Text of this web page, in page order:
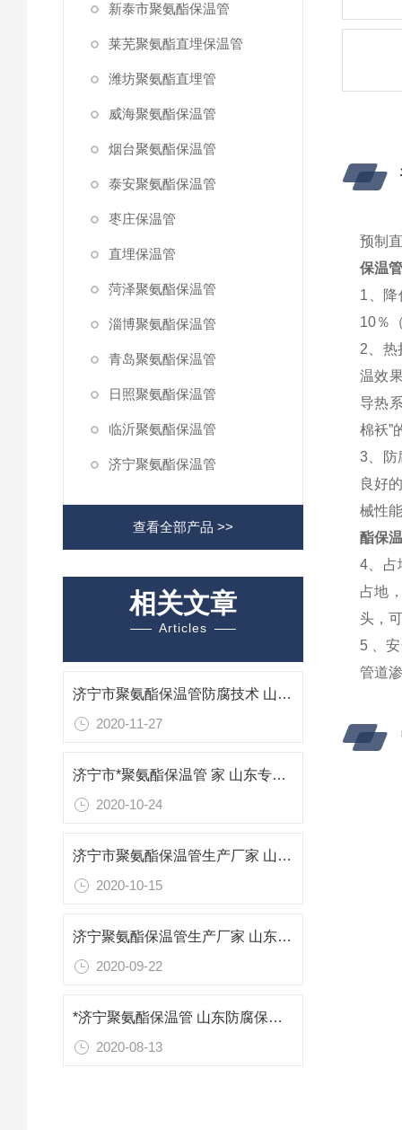
新泰市聚氨酯保温管
莱芜聚氨酯直埋保温管
潍坊聚氨酯直埋管
威海聚氨酯保温管
烟台聚氨酯保温管
泰安聚氨酯保温管
枣庄保温管
直埋保温管
菏泽聚氨酯保温管
淄博聚氨酯保温管
青岛聚氨酯保温管
日照聚氨酯保温管
临沂聚氨酯保温管
济宁聚氨酯保温管
查看全部产品 >>
相关文章
Articles
济宁市聚氨酯保温管防腐技术 山东专业防腐保温材料
2020-11-27
济宁市*聚氨酯保温管 家 山东专业防腐保温材料
2020-10-24
济宁市聚氨酯保温管生产厂家 山东专业防腐保温材料
2020-10-15
济宁聚氨酯保温管生产厂家 山东济宁聚氨酯保温管
2020-09-22
*济宁聚氨酯保温管 山东防腐保温材料
2020-08-13
预制
保温
1、降
10％
2、热
温效
导热
棉袄”
3、防
良好
械性
酯保
4、占
占地
头，
5 、
管道